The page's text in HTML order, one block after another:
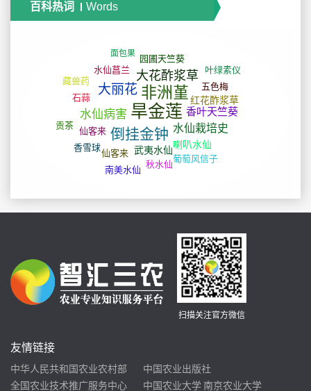
百科热词 Words
扫描关注官方微信
友情链接
中华人民共和国农业农村部
中国农业出版社
全国农业技术推广服务中心
中国农业大学 南京农业大学